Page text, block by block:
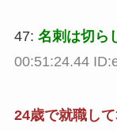
47: 名刺は切ら
00:51:24.44
24歳で就職し